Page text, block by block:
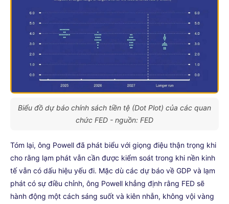
Biểu đồ dự báo chính sách tiền tệ (Dot Plot) của các quan
chức FED - nguồn: FED
Tóm lại, ông Powell đã phát biểu với giọng điệu thận trọng khi
cho rằng lạm phát vẫn cần được kiểm soát trong khi nền kinh
tế vẫn có dấu hiệu yếu đi. Mặc dù các dự báo về GDP và lạm
phát có sự điều chỉnh, ông Powell khẳng định rằng FED sẽ
hành động một cách sáng suốt và kiên nhẫn, không vội vàng